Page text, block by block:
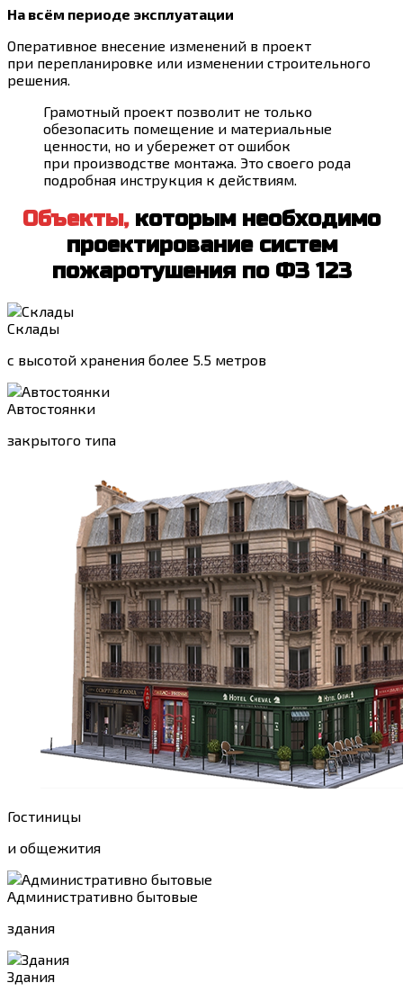
На всём периоде эксплуатации
Оперативное внесение изменений в проект
при перепланировке или изменении строительного
решения.
Грамотный проект позволит не только
обезопасить помещение и материальные
ценности, но и убережет от ошибок
при производстве монтажа. Это своего рода
подробная инструкция к действиям.
Объекты,которым необходимо
проектирование систем
пожаротушения по ФЗ 123
Склады
с высотой хранения более 5.5 метров
Автостоянки
закрытого типа
Гостиницы
и общежития
Административно бытовые
здания
Здания